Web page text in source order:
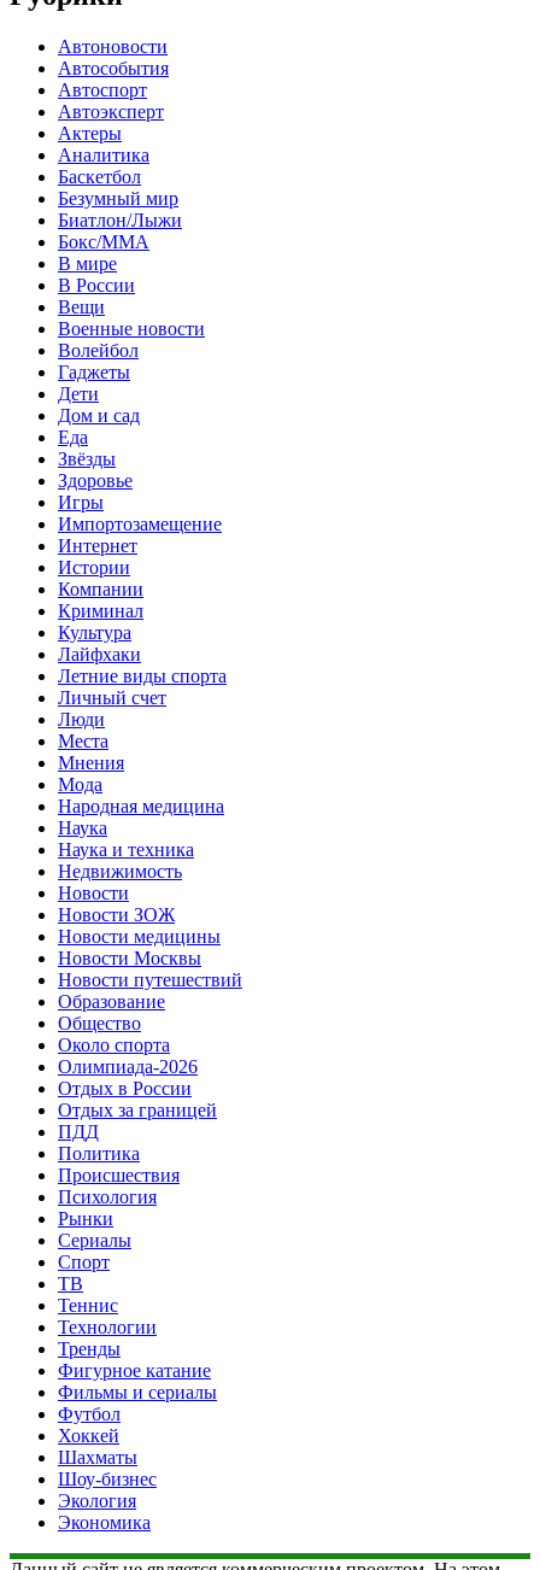
Автоновости
Автособытия
Автоспорт
Автоэксперт
Актеры
Аналитика
Баскетбол
Безумный мир
Биатлон/Лыжи
Бокс/MMA
В мире
В России
Вещи
Военные новости
Волейбол
Гаджеты
Дети
Дом и сад
Еда
Звёзды
Здоровье
Игры
Импортозамещение
Интернет
Истории
Компании
Криминал
Культура
Лайфхаки
Летние виды спорта
Личный счет
Люди
Места
Мнения
Мода
Народная медицина
Наука
Наука и техника
Недвижимость
Новости
Новости ЗОЖ
Новости медицины
Новости Москвы
Новости путешествий
Образование
Общество
Около спорта
Олимпиада-2026
Отдых в России
Отдых за границей
ПДД
Политика
Происшествия
Психология
Рынки
Сериалы
Спорт
ТВ
Теннис
Технологии
Тренды
Фигурное катание
Фильмы и сериалы
Футбол
Хоккей
Шахматы
Шоу-бизнес
Экология
Экономика